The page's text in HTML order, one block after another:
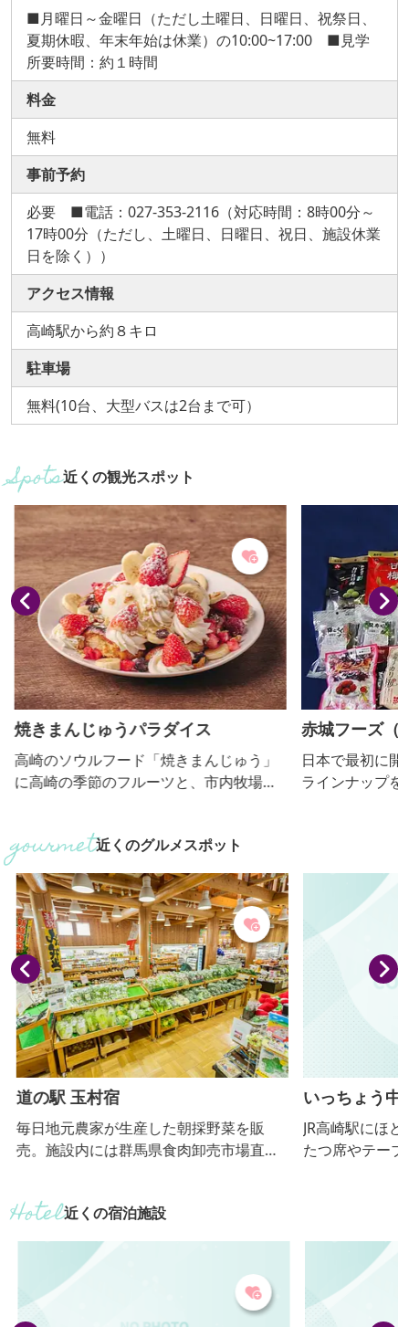
■月曜日～金曜日（ただし土曜日、日曜日、祝祭日、
夏期休暇、年末年始は休業）の10:00~17:00 ■見学
所要時間：約１時間
料金
無料
事前予約
必要 ■電話：027-353-2116（対応時間：8時00分～
17時00分（ただし、土曜日、日曜日、祝日、施設休業
日を除く））
アクセス情報
高崎駅から約８キロ
駐車場
無料(10台、大型バスは2台まで可）
近くの観光スポット
焼きまんじゅうパラダイス
高崎のソウルフード「焼きまんじゅう」
に高崎の季節のフルーツと、市内牧場か
節によって異なります。
赤城フーズ（
日本で最初に開
ラインナップを
だける施設となって
ナウイルスの
拡大防止のた
を休止させて
再開につきま
第、赤城フー
近くのグルメスポット
道の駅 玉村宿
毎日地元農家が生産した朝採野菜を販
売。施設内には群馬県食肉卸売市場直営
肉屋さんならではの揚げたて手作りコ
ロッケ、メンチは好評。また、お食事処
もあり、上州麦豚などの地元食材を使っ
たメニューが人気です。私営会員制ドッ
グランが併設されています。
いっちょう中
JR高崎駅にほ
たつ席やテー
近くの宿泊施設